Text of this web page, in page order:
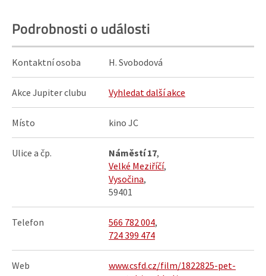
Podrobnosti o události
Kontaktní osoba H. Svobodová
Akce Jupiter clubu Vyhledat další akce
Místo kino JC
Ulice a čp. Náměstí 17,
Velké Meziříčí,
Vysočina,
59401
Telefon 566 782 004,
724 399 474
Web
www.csfd.cz/film/1822825-pet-